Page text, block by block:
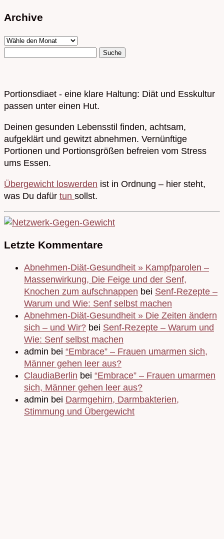
Archive
Portionsdiaet - eine klare Haltung: Diät und Esskultur
passen unter einen Hut.
Deinen gesunden Lebensstil finden, achtsam,
aufgeklärt und gewitzt abnehmen. Vernünftige
Portionen und Portionsgrößen befreien vom Stress
ums Essen.
Übergewicht loswerden ist in Ordnung – hier steht,
was Du dafür tun sollst.
Letzte Kommentare
Abnehmen-Diät-Gesundheit » Kampfparolen –
Massenwirkung, Die Feige und der Senf,
Knochen zum aufschnappen bei Senf-Rezepte –
Warum und Wie: Senf selbst machen
Abnehmen-Diät-Gesundheit » Die Zeiten ändern
sich – und Wir? bei Senf-Rezepte – Warum und
Wie: Senf selbst machen
admin bei “Embrace” – Frauen umarmen sich,
Männer gehen leer aus?
ClaudiaBerlin bei “Embrace” – Frauen umarmen
sich, Männer gehen leer aus?
admin bei Darmgehirn, Darmbakterien,
Stimmung und Übergewicht